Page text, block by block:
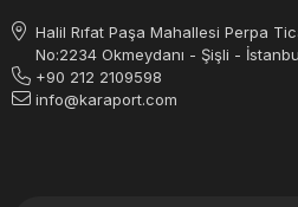
Halil Rıfat Paşa Mahallesi Perpa
No:2234 Okmeydanı - Şişli -
+90 212 2109598
info@karaport.com